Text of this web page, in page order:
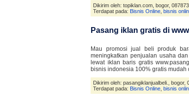
Dikirim oleh: topiklan.com, bogor,
Terdapat pada: Bisnis Online bisnis
Pasang iklan gratis di
Mau promosi jual beli produk
meningkatkan penjualan usaha
lewat iklan baris gratis
bisnis indonesia 100% gratis
Dikirim oleh: pasangiklanjualbeli., bogor,
Terdapat pada: Bisnis Online bisnis